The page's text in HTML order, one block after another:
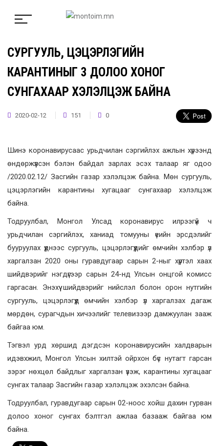
СУРГУУЛЬ, ЦЭЦЭРЛЭГИЙН
КАРАНТИНЫГ 3 ДОЛОО ХОНОГ
СУНГАХААР ХЭЛЭЛЦЭЖ БАЙНА
2020-02-12 151 0
Шинэ коронавирусаас урьдчилан сэргийлэх ажлын хүрээнд
өндөржүүлсэн бэлэн байдал зарлах эсэх талаар яг одоо
/2020.02.12/ Засгийн газар хэлэлцэж байна. Мөн сургууль,
цэцэрлэгийн карантины хугацааг сунгахаар хэлэлцэж
байна.
Тодруулбал, Монгол Улсад коронавирус илрээгүй ч
урьдчилан сэргийлэх, ханиад томууны үеийн эрсдэлийг
бууруулах үүднээс сургууль, цэцэрлэгүүдийг өмчийн хэлбэр үл
харгалзан 2020 оны гуравдугаар сарын 2-ныг хүртэл хаах
шийдвэрийг нэгдүгээр сарын 24-нд Улсын онцгой комисс
гаргасан. Энэхүү шийдвэрийг нийслэл болон орон нутгийн
сургууль, цэцэрлэгүүд өмчийн хэлбэр үл харгалзах дагаж
мөрдөн, сурагчдын хичээлийг телевизээр дамжуулан зааж
байгаа юм.
Тэгвэл урд хөршид дэгдсэн коронавирусийн халдварын
идэвхжил, Монгол Улсын хилтэй ойрхон бүс нутагт гарсан
зэрэг нөхцөл байдлыг харгалзан үзэж, карантины хугацааг
сунгах талаар Засгийн газар хэлэлцэж эхэлсэн байна.
Тодруулбал, гуравдугаар сарын 02-ноос хойш дахин гурван
долоо хоног сунгах бэлтгэл ажлаа базааж байгаа юм
байна.